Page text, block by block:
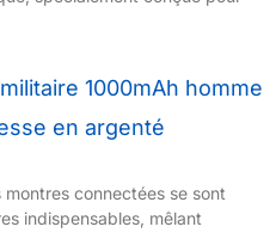
1000mAh homme
en argenté
connectées se sont
indispensables, mêlant